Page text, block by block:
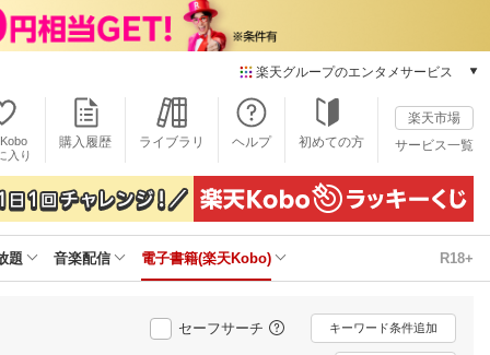
楽天グループのエンタメサービス
本/ゲーム/CD/DVD
楽天ブックス
電子書籍
楽天Kobo
雑誌読み放題
楽天ミュージック
動画配信
楽天TV
入り
購入履歴 ライブラリ ヘルプ 初めての方
楽天市場
サービス一覧
題 音楽配信 電子書籍(楽天Kobo) R18+
セーフサーチ キーワード条件追加